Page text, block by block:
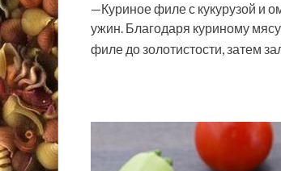
—Куриное филе с кукурузой и
ужин. Благодаря куриному
филе до золотистости, затем